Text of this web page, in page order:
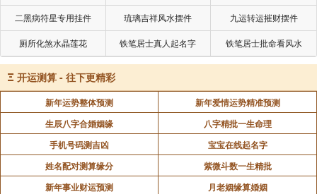
[25]、伊丹 清悦 映妮 珍青 静仪 会雯
[26]、松妍 梦旋 婧茹 清秋 姣瑾 映天
[27]、宝萱 沛沛 寒凝 杨曼 芷蝶 盈婷
[28]、天玥 安燕 沛美 盼媚 晓琪 嘉欣
[29]、熙嫣 芸雅 怜童 清宁 嘉懿 琳琳
二黑病符星专用挂件 琉璃吉祥风水摆件 九运转运摧财摆件
厕所化煞水晶莲花 铁笔居士真人起名字 铁笔居士批命看风水
Ξ 开运测算 - 往下更精彩
新年运势整体预测
新年爱情运势精准预测
生辰八字合婚姻缘
八字精批一生命理
手机号码测吉凶
宝宝在线起名字
姓名配对测算缘分
紫微斗数一生精批
新年事业财运预测
月老姻缘算婚姻